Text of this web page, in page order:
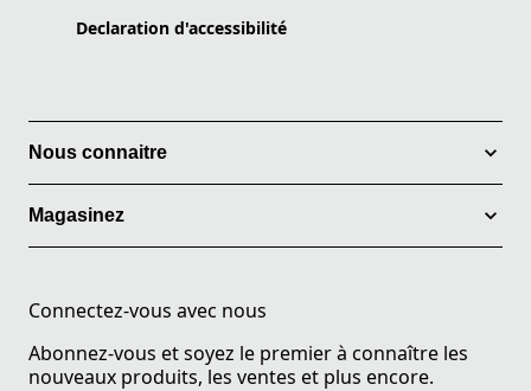
Declaration d'accessibilité
Nous connaitre
Magasinez
Connectez-vous avec nous
Abonnez-vous et soyez le premier à connaître les
nouveaux produits, les ventes et plus encore.